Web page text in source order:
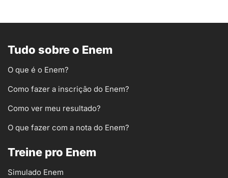
Tudo sobre o Enem
O que é o Enem?
Como fazer a inscrição do Enem?
Como ver meu resultado?
O que fazer com a nota do Enem?
Treine pro Enem
Simulado Enem